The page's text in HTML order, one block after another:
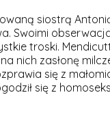
siostrą
troski.
nich zasłonę
się z
się z